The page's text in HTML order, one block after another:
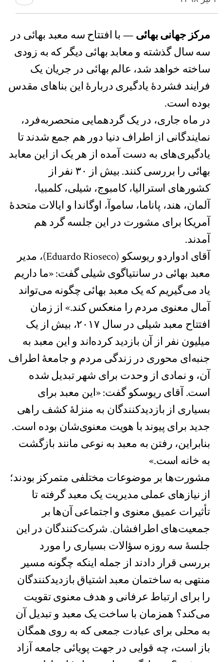
مرکز جهانی بهائی — با افتتاح سه معبد بهائی در
سه سال گذشته و معابد بهائی دیگر که به زودی
ساخته خواهد شد، عالم بهائی در جریان یک
فرایند ‌‌فشردهٔ یادگیری دربارهٔ این بناهای مقدس
بوده است.
در ماه جاری، در یک گردهمایی منحصربه‌فرد،
نمایندگانی از اطراف دنیا دور هم جمع شدند تا
یادگیری‌های به دست آمده از هر یک از این معابد
بهائی را بررسی کنند. بیش از ۳۰ نفر از
کشورهای استرالیا، کامبوج، شیلی، کلمبیا،
آلمان، هند، پاناما، ساموآ، اوگاندا و ایالات متحدهٔ
آمریکا برای مشورت در این جلسه گرد هم
آمدند.
آقای ادواردو ریوسکو (Eduardo Rioseco)، مدیر
معبد بهائی در سانتیاگوی شیلی گفت: «ما داریم
یاد می‌گیریم که یک معبد بهائی چگونه می‌تواند
آمال معنوی مردم را منعکس کند.» از زمان
افتتاح معبد شیلی در سال ۲۰۱۷، بیش از یک
میلیون نفر از آن بازدید کرده‌اند و این معبد به
جنبه‌ای محوری در زندگی مردم و جامعهٔ اطراف
آن، و نمادی از وحدت برای شهر تبدیل شده
است. آقای ریوسکو گفت: «این معبد برای
بسیاری از بازدیدکنندگان به منزلهٔ کشف راهی
جدید برای پیوند با هویت معنوی‌شان بوده است.
بنابراین، رفتن به معبد به نوعی مانند بازگشت
به خانه است.»
مشورت‌ها بر موضوعات مختلفی متمرکز بودند؛
از نیازهای عملی مدیریت یک معبد گرفته تا
تأثیرات عمیق معنوی و اجتماعی آن‌ها بر
جمعیت‌های اطرافشان. شرکت‌کنندگان در این
جلسهٔ سه روزه سؤالات بسیاری را مورد
بررسی قرار دادند از جمله اینکه چگونه مسیر
منتهی به ساختمان معبد اشتیاق بازدیدکنندگان
را برای ارتباط عرفانی و هدف معنوی تقویت
می‌کند؟ همزمان با ساخت یک معبد و تبدیل آن
به محلی برای عبادت جمعی که به روی همگان
باز است، چه قوایی در جهت پویائی جامعه آزاد